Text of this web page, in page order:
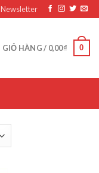
Newsletter
GIỎ HÀNG / 0,00₫ 0